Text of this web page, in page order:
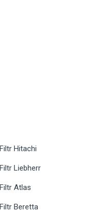
Filtr Hitachi
Filtr Liebherr
Filtr Atlas
Filtr Beretta